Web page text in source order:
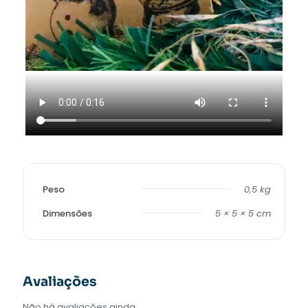
Peso
0,5 kg
Dimensões
5 × 5 × 5 cm
Avaliações